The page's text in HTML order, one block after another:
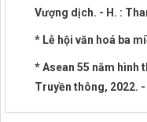
Vượng dịch. - H. :
* Lễ hội văn hoá ba
* Asean 55 năm hình
Truyền thông, 2022.